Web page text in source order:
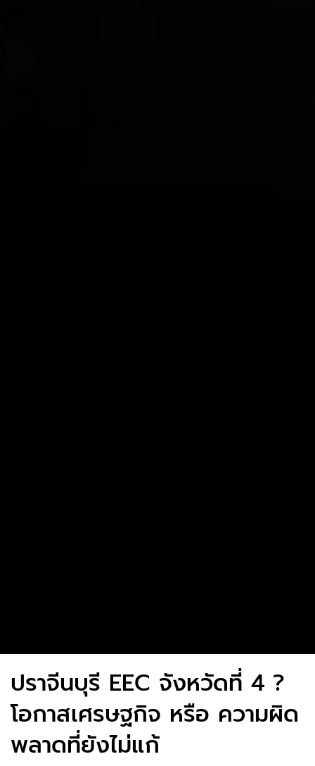
ปราจีนบุรี EEC จังหวัดที่ 4 ?
โอกาสเศรษฐกิจ หรือ ความผิด
พลาดที่ยังไม่แก้